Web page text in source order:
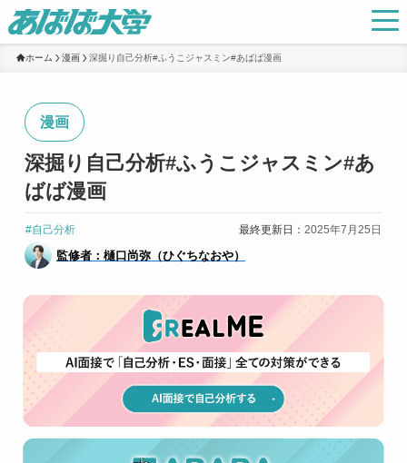
ホーム 漫画 深掘り自己分析#ふうこジャスミン#あばば漫画
漫画
深掘り自己分析#ふうこジャスミン#あ
ばば漫画
#自己分析 最終更新日：2025年7月25日
監修者：樋口尚弥（ひぐちなおや）